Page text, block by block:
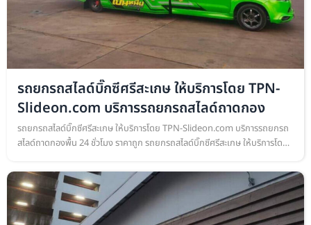
รถยกรถสไลด์บิ๊กซีศรีสะเกษ ให้บริการโดย TPN-
Slideon.com บริการรถยกรถสไลด์ถาดกอง
รถยกรถสไลด์บิ๊กซีศรีสะเกษ ให้บริการโดย TPN-Slideon.com บริการรถยกรถ
สไลด์ถาดกองพื้น 24 ชั่วโมง ราคาถูก รถยกรถสไลด์บิ๊กซีศรีสะเกษ ให้บริการโดย